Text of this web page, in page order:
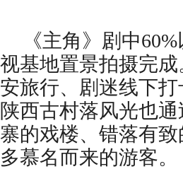
《主角》剧中
视基地置景拍摄完
安旅行、剧迷线下
陕西古村落风光也
寨的戏楼、错落有
多慕名而来的游客